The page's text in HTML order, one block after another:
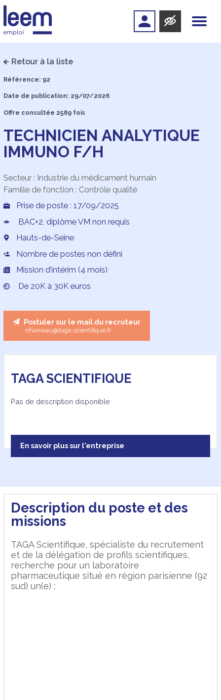
Retour à la liste
Référence: 92
Date de publication: 29/07/2026
Offre consultée 2589 fois
TECHNICIEN ANALYTIQUE
IMMUNO F/H
Secteur : Industrie du médicament humain
Famille de fonction : Contrôle qualité
Prise de poste : 17/09/2025
BAC+2, diplôme VM non requis
Hauts-de-Seine
Nombre de postes non défini
Mission d’intérim (4 mois)
De 20K à 30K euros
Postuler sur le mail du recruteur
nhameau@taga-scientifique.fr
TAGA SCIENTIFIQUE
Pas de description disponible
En savoir plus sur l'entreprise
Description du poste et des
missions
TAGA Scientifique, spécialiste du recrutement
et de la délégation de profils scientifiques,
recherche pour un laboratoire
pharmaceutique situé en région parisienne (92
sud) un(e) :